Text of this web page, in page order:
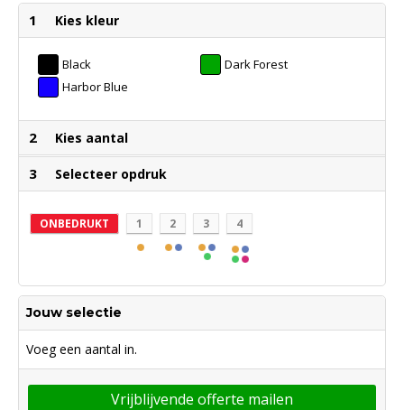
1 Kies kleur
Black
Dark Forest
Harbor Blue
2 Kies aantal
3 Selecteer opdruk
ONBEDRUKT 1 2 3 4
Jouw selectie
Voeg een aantal in.
Vrijblijvende offerte mailen